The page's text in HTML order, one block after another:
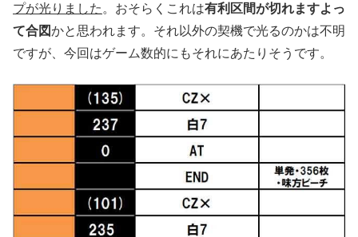
プが光りました 。おそらくこれは有利区間が切れますよっ
て合図かと思われます。それ以外の契機で光るのかは不明
ですが、今回はゲーム数的にもそれにあたりそうです。